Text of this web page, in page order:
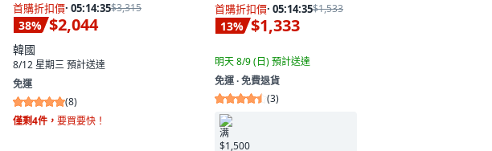
首購折扣價· 05:14:33$3,315
38% $2,044
韓國
8/12 星期三預計送達
免運
(8)
僅剩4件， 要買要快！
首購折扣價· 05:14:33$1,533
13% $1,333
明天 8/9 (日)預計送達
免運 ∙ 免費退貨
(3)